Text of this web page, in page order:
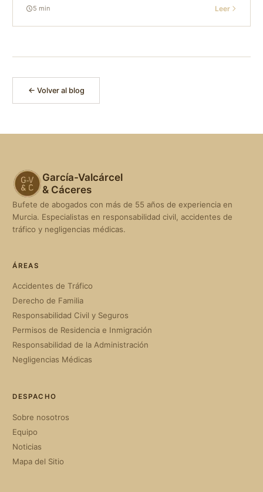
con sede en Murcia, te acompañam...
5 min Leer
← Volver al blog
García-Valcárcel
& Cáceres
Bufete de abogados con más de 55 años de experiencia en
Murcia. Especialistas en responsabilidad civil, accidentes de
tráfico y negligencias médicas.
ÁREAS
Accidentes de Tráfico
Derecho de Familia
Responsabilidad Civil y Seguros
Permisos de Residencia e Inmigración
Responsabilidad de la Administración
Negligencias Médicas
DESPACHO
Sobre nosotros
Equipo
Noticias
Mapa del Sitio